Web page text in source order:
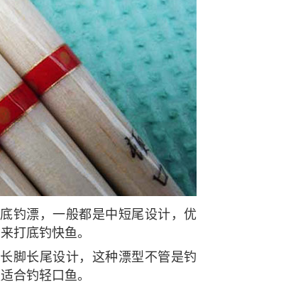
钓漂，一般都是中短尾设计，优
打底钓快鱼。
脚长尾设计，这种漂型不管是钓
合钓轻口鱼。